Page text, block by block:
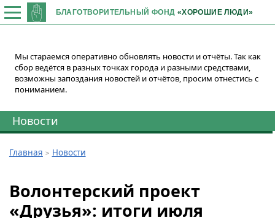
БЛАГОТВОРИТЕЛЬНЫЙ ФОНД «ХОРОШИЕ ЛЮДИ»
Мы стараемся оперативно обновлять новости и отчёты. Так как
сбор ведётся в разных точках города и разными средствами,
возможны запоздания новостей и отчётов, просим отнестись с
пониманием.
Новости
Главная Новости
Волонтерский проект
«Друзья»: итоги июля